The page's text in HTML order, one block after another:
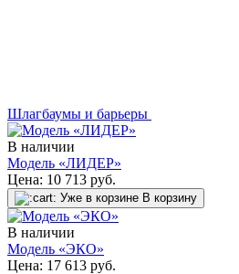
Шлагбаумы и барьеры
В наличии
Модель «ЛИДЕР»
Цена: 10 713 руб.
Уже в корзине В корзину
В наличии
Модель «ЭКО»
Цена: 17 613 руб.